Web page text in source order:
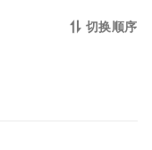
切换顺序